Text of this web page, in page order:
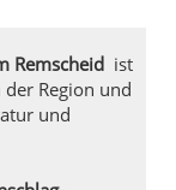
Remscheid ist
Region und
und